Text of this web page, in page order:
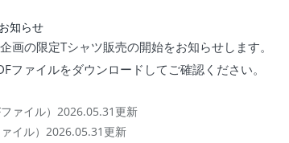
知らせ
の限定Tシャツ販売の開始をお知らせします。
ァイルをダウンロードしてご確認ください。
ファイル）2026.05.31更新
ァイル）2026.05.31更新